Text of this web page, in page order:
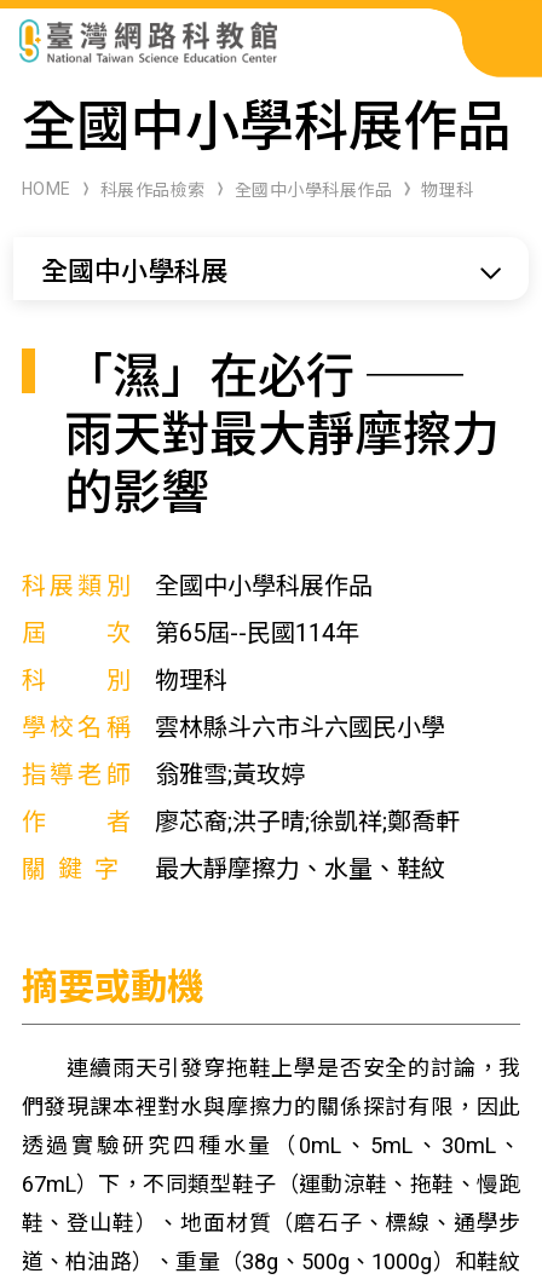
科展作品檢索
科學研習月刊
全國中小學科展作品
HOME 科展作品檢索 全國中小學科展作品 物理科
全國中小學科展
「濕」在必行 ──
雨天對最大靜摩擦力
的影響
科展類別
全國中小學科展作品
屆次
第65屆--民國114年
科別
物理科
學校名稱
雲林縣斗六市斗六國民小學
指導老師
翁雅雪;黃玫婷
作者
廖芯裔;洪子晴;徐凱祥;鄭喬軒
關鍵字
最大靜摩擦力、水量、鞋紋
摘要或動機
連續雨天引發穿拖鞋上學是否安全的討論，我
們發現課本裡對水與摩擦力的關係探討有限，因此
透過實驗研究四種水量（0mL、5mL、30mL、
67mL）下，不同類型鞋子（運動涼鞋、拖鞋、慢跑
鞋、登山鞋）、地面材質（磨石子、標線、通學步
道、柏油路）、重量（38g、500g、1000g）和鞋紋